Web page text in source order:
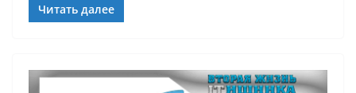
Читать далее